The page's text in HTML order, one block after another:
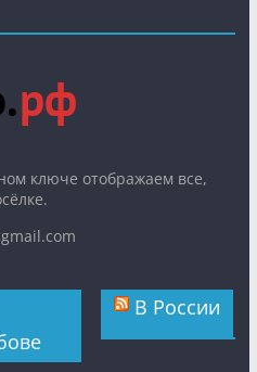
ключе отображаем все,
В России